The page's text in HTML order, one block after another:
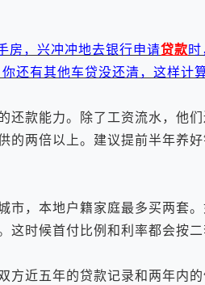
房，兴冲冲地去银行申请贷款
还有其他车贷没还清，这样
还款能力。除了工资流水，他
两倍以上。建议提前半年养
，本地户籍家庭最多买两套
时候首付比例和利率都会按
方近五年的贷款记录和两年内